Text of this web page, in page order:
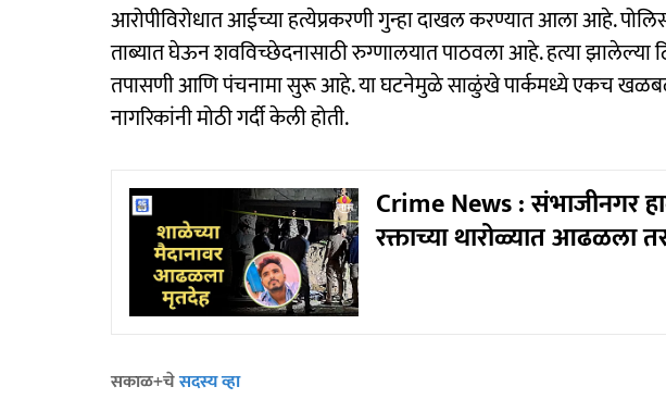
आरोपीविरोधात आईच्या हत्येप्रकरणी गुन्हा दाखल करण्यात आला आहे.
ताब्यात घेऊन शवविच्छेदनासाठी रुग्णालयात पाठवला आहे. हत्या झालेल्या
तपासणी आणि पंचनामा सुरू आहे. या घटनेमुळे साळुंखे पार्कमध्ये एकच
नागरिकांनी मोठी गर्दी केली होती.
Crime News : संभाजीनगर
रक्ताच्या थारोळ्यात आढळला
सकाळ+चेसदस्य व्हा